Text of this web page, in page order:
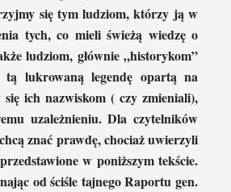
się tym ludziom, którzy ją w
tych, co mieli świeżą wiedzę o
ludziom, głównie „historykom”
lukrowaną legendę opartą na
ich nazwiskom ( czy zmieniali),
uzależnieniu. Dla czytelników
znać prawdę, chociaż uwierzyli
w poniższym tekście.
od ściśle tajnego Raportu gen.